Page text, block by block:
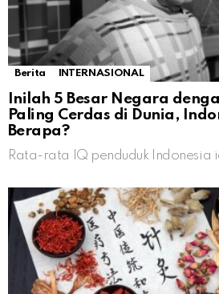
Berita INTERNASIONAL
Inilah 5 Besar Negara
Paling Cerdas di Dunia,
Berapa?
Rata-rata IQ penduduk Indonesia